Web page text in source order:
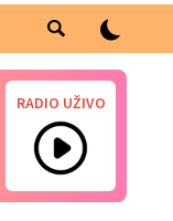
RADIO UŽIVO